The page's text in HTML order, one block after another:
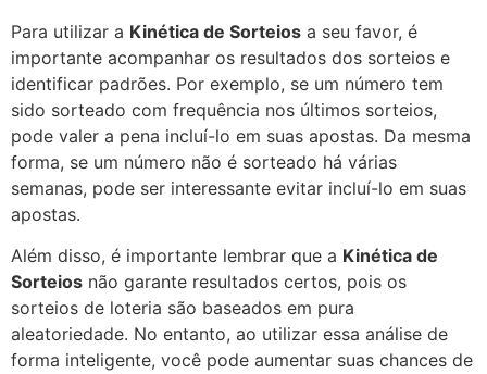
Para utilizar a Kinética de Sorteios a seu favor, é
importante acompanhar os resultados dos sorteios e
identificar padrões. Por exemplo, se um número tem
sido sorteado com frequência nos últimos sorteios,
pode valer a pena incluí-lo em suas apostas. Da mesma
forma, se um número não é sorteado há várias
semanas, pode ser interessante evitar incluí-lo em suas
apostas.
Além disso, é importante lembrar que a Kinética de
Sorteios não garante resultados certos, pois os
sorteios de loteria são baseados em pura
aleatoriedade. No entanto, ao utilizar essa análise de
forma inteligente, você pode aumentar suas chances de